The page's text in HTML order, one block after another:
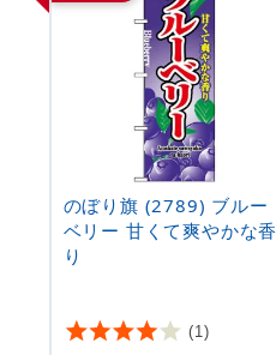
のぼり旗 (2789) ブルー
ベリー 甘くて爽やかな香
り
(1)